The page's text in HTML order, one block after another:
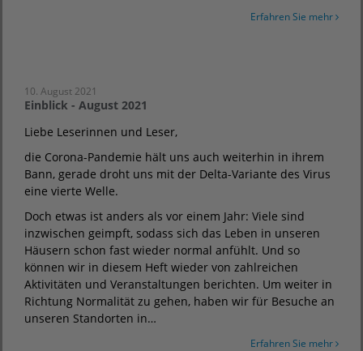
Erfahren Sie mehr
10. August 2021
Einblick - August 2021
Liebe Leserinnen und Leser,
die Corona-Pandemie hält uns auch weiterhin in ihrem
Bann, gerade droht uns mit der Delta-Variante des Virus
eine vierte Welle.
Doch etwas ist anders als vor einem Jahr: Viele sind
inzwischen geimpft, sodass sich das Leben in unseren
Häusern schon fast wieder normal anfühlt. Und so
können wir in diesem Heft wieder von zahlreichen
Aktivitäten und Veranstaltungen berichten. Um weiter in
Richtung Normalität zu gehen, haben wir für Besuche an
unseren Standorten in…
Erfahren Sie mehr